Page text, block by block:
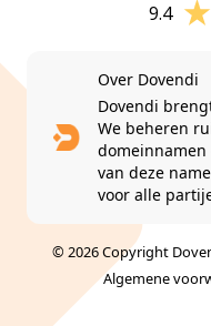
9.4
Over Dovendi
Dovendi
We beheren
van deze
voor alle
© 2026 Copyright
Algemene